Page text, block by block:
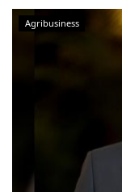
Cooperatives
Rural Connect
Agribusiness